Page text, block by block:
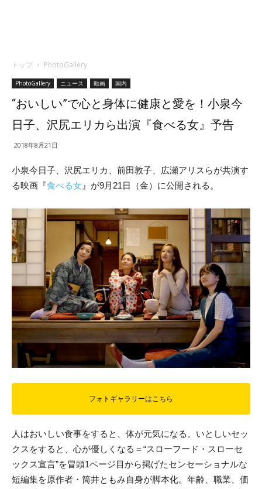
トップ PhotoGallery
PhotoGallery ニュース 動画 国内
“おいしい”で心と身体に健康と愛を！小泉今
日子、沢尻エリカら出演『食べる女』予告
2018年8月21日
小泉今日子、沢尻エリカ、前田敦子、広瀬アリスらが共演す
る映画『食べる女 』が9月21日（金）に公開される。
フォトギャラリーはこちら
人はおいしい食事をすると、体が元気になる。いとしいセッ
クスをすると、心が優しくなる＝“スローフード・スローセ
ックス宣言”を冒頭1ページ目から掲げたセンセーショナルな
短編集を原作者・筒井ともみ自身が脚本化。年齢、職業、価